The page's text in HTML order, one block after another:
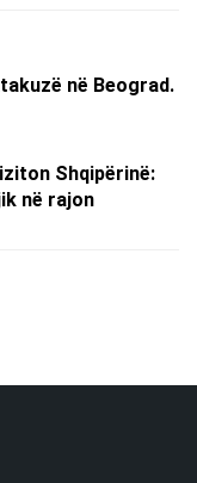
në Beograd.
Shqipërinë:
në rajon